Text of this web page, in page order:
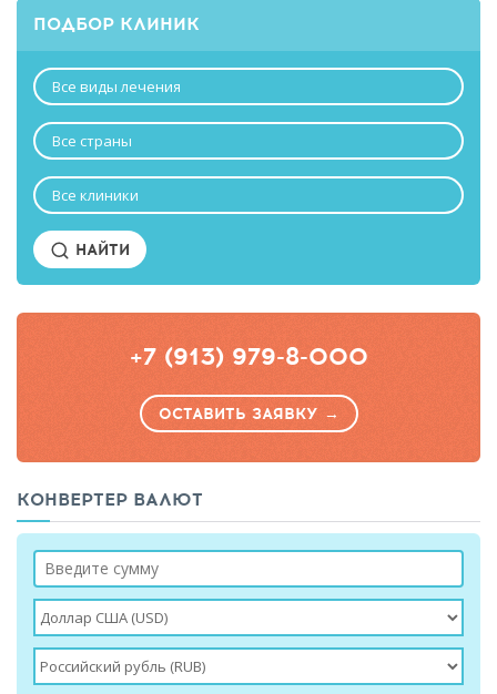
ПОДБОР КЛИНИК
Все виды лечения
Все страны
Все клиники
НАЙТИ
+7 (913) 979-8-000
ОСТАВИТЬ ЗАЯВКУ →
КОНВЕРТЕР ВАЛЮТ